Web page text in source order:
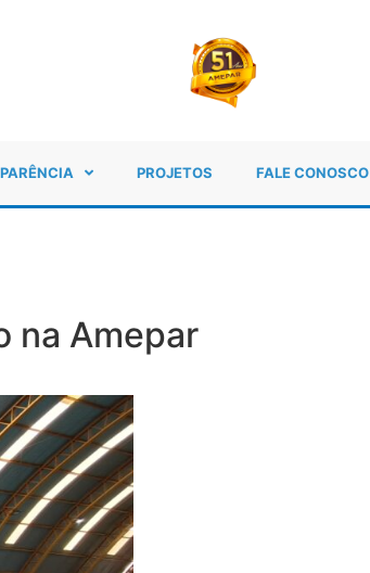
PROJETOS FALE CONOSCO
na Amepar